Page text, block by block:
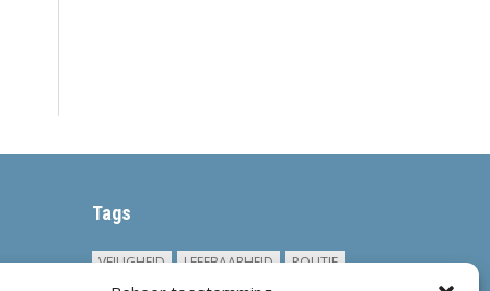
Tags
VEILIGHEID LEEFBAARHEID
POLITIE